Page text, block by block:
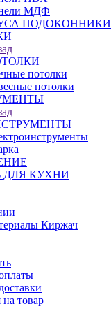
МДФ
ПОДОКОННИКИ
потолки
потолки
ДЛЯ КУХНИ
Киржач
на товар